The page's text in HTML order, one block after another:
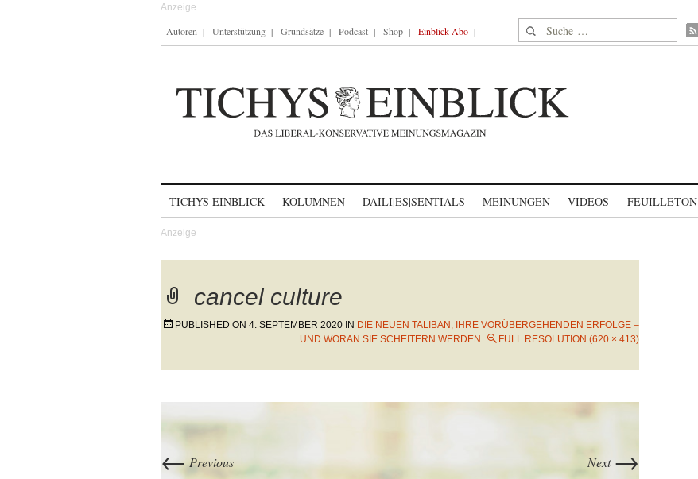
Autoren Unterstützung Grundsätze Podcast Shop Einblick-Abo Suche nach:
TICHYS EINBLICK KOLUMNEN DAILI|ES|SENTIALS MEINUNGEN VIDEOS FEUILLETON
cancel culture
PUBLISHED ON 4. SEPTEMBER 2020 IN DIE NEUEN TALIBAN, IHRE VORÜBERGEHENDEN ERFOLGE –
UND WORAN SIE SCHEITERN WERDEN
FULL RESOLUTION (620 × 413)
←Previous Next →